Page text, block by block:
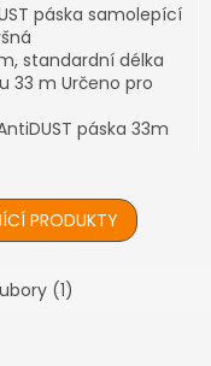
páska samolepící
standardní délka
33 m Určeno pro
• Prodyšná páska
páska 33m
PRODUKTY
(1)